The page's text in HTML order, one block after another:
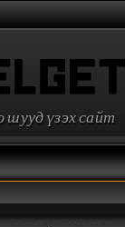
шууд үзэх сайт